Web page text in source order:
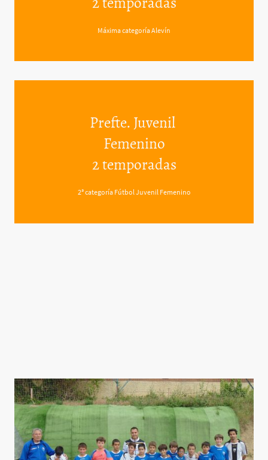
Máxima categoría Alevín
Prefte. Juvenil
Femenino
2 temporadas
2ª categoría Fútbol Juvenil Femenino